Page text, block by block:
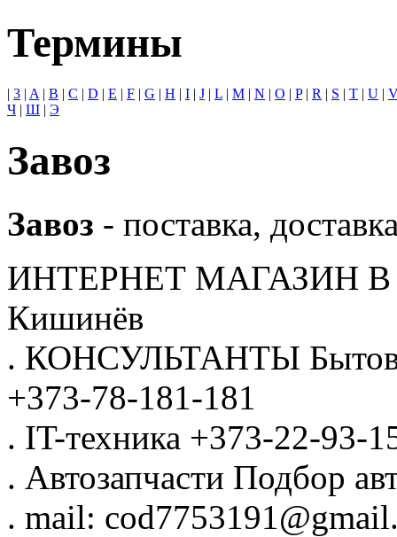
Термины
| 3 | A | B | C | D | E | F | G | H | I | J | L | M | N | O | P| R | S | T | U |
Ч | Ш | Э
Завоз
Завоз - поставка,
ИНТЕРНЕТ МАГАЗИН
Кишинёв
. КОНСУЛЬТАНТЫ
+373-78-181-181
. IT-техника +373-22-93-
. Автозапчасти Подбор
. mail: